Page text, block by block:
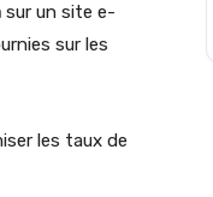
sur un site e-
sur les
les taux de